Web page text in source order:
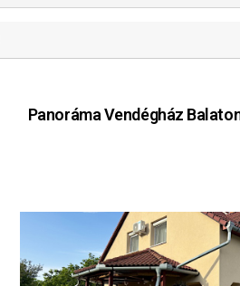
Panoráma Vendégház